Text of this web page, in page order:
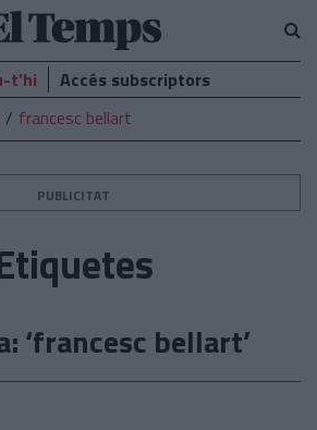
t’hi
Accés subscriptors
francesc bellart
PUBLICITAT
‘francesc bellart’